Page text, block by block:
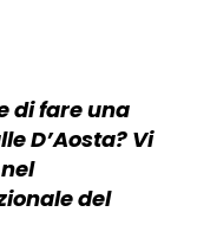
di fare una
D’Aosta? Vi
del